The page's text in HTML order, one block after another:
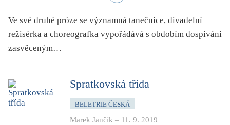
Ve své druhé próze se významná tanečnice, divadelní
režisérka a choreografka vypořádává s obdobím dospívání
zasvěceným…
Spratkovská třída
BELETRIE ČESKÁ
Marek Jančík – 11. 9. 2019